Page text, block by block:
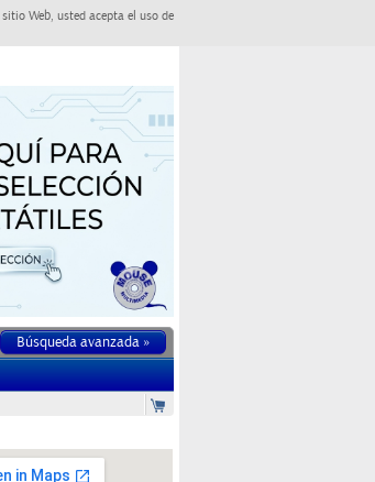
Web, usted acepta el uso de
Búsqueda avanzada »